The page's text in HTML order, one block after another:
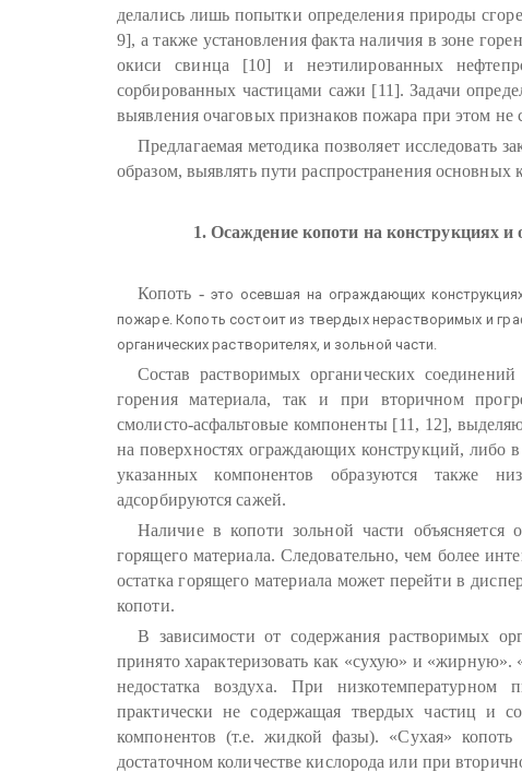
делались лишь попытки определения природы
9], а также установления факта наличия в зоне
окиси свинца [10] и неэтилированных
сорбированных частицами сажи [11]. Задачи
выявления очаговых признаков пожара при этом не
Предлагаемая методика позволяет исследовать
образом, выявлять пути распространения основных
1. Осаждение копоти на конструкциях и
Копоть- это осевшая на ограждающих
пожаре. Копоть состоит из твердых нерастворимых и
органических растворителях, и зольной части.
Состав растворимых органических
горения материала, так и при вторичном
смолисто-асфальтовые компоненты [11, 12],
на поверхностях ограждающих конструкций, либо
указанных компонентов образуются также
адсорбируются сажей.
Наличие в копоти зольной части
горящего материала. Следовательно, чем более
остатка горящего материала может перейти в
копоти.
В зависимости от содержания растворимых
принято характеризовать как «сухую» и
недостатка воздуха. При низкотемпературном
практически не содержащая твердых частиц и
компонентов (т.е. жидкой фазы). «Сухая»
достаточном количестве кислорода или при